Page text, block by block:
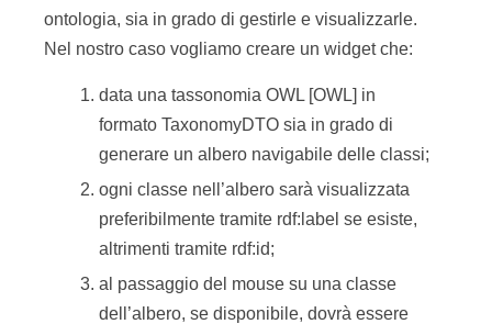
ontologia, sia in grado di gestirle e visualizzarle.
Nel nostro caso vogliamo creare un widget che:
data una tassonomia OWL [OWL] in
formato TaxonomyDTO sia in grado di
generare un albero navigabile delle classi;
ogni classe nell’albero sarà visualizzata
preferibilmente tramite rdf:label se esiste,
altrimenti tramite rdf:id;
al passaggio del mouse su una classe
dell’albero, se disponibile, dovrà essere